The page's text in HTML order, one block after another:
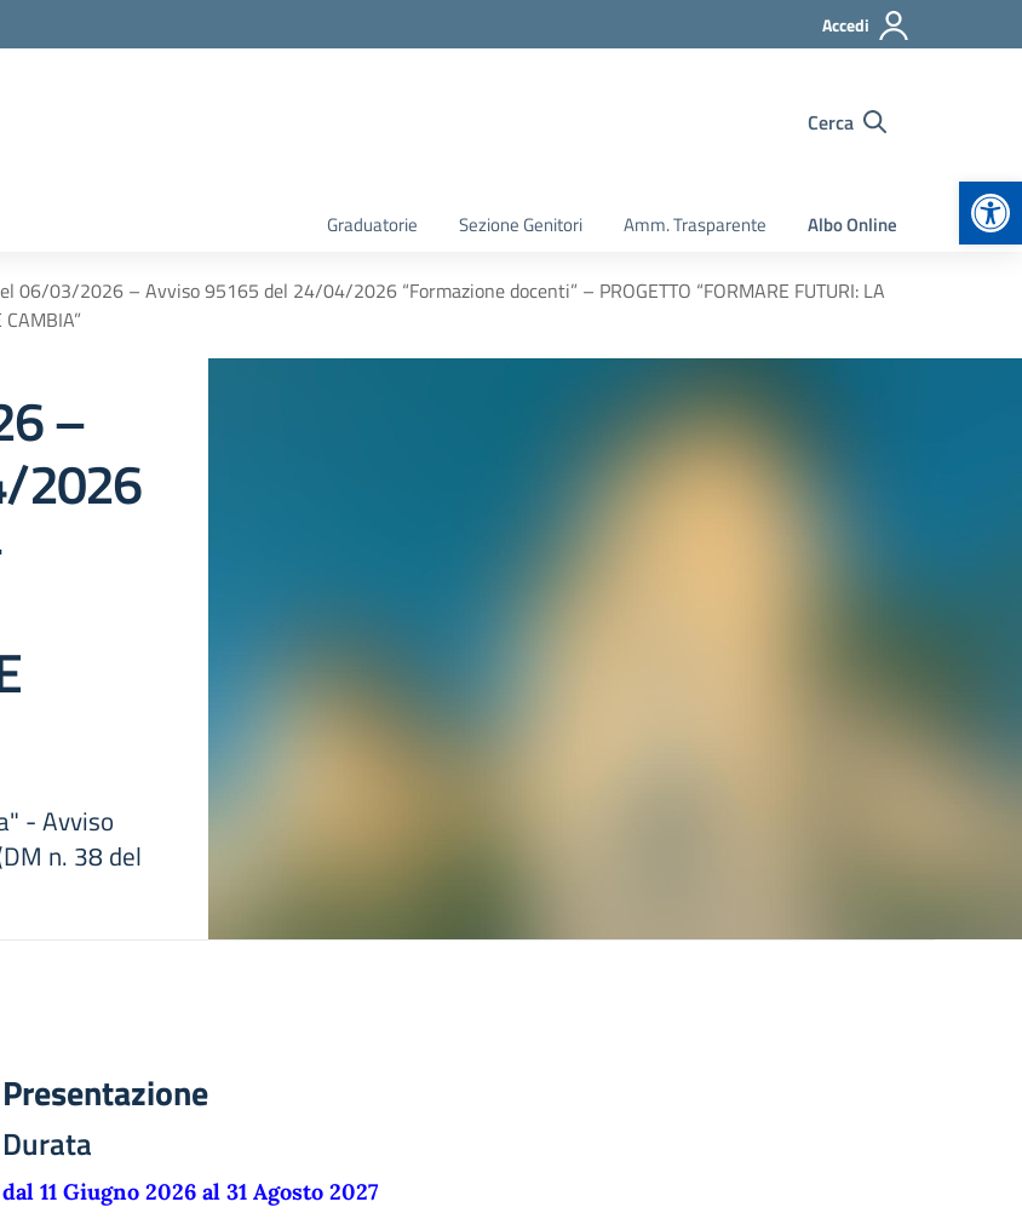
Accedi
Cerca
Graduatorie Sezione Genitori Amm. Trasparente Albo Online
06/03/2026 – Avviso 95165 del 24/04/2026 “Formazione docenti” – PROGETTO “FORMARE FUTURI: LA
CAMBIA”
–
2026
- Avviso
n. 38 del
Presentazione
Durata
dal 11 Giugno 2026 al 31 Agosto 2027